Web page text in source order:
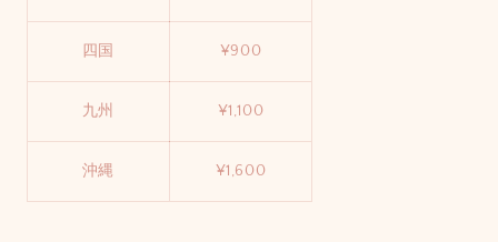
四国 ¥900
九州 ¥1,100
沖縄 ¥1,600